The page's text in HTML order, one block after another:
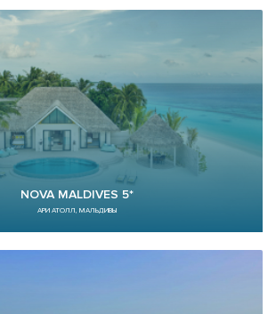
NOVA MALDIVES 5*
АРИ АТОЛЛ, МАЛЬДИВЫ